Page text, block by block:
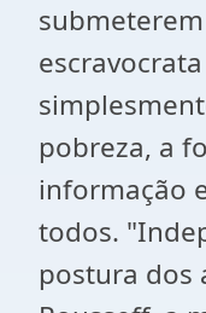
pobreza, a
informação
todos.
postura dos